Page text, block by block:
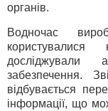
органів.
Водночас
досліджували
забезпечення.
відбувається
інформації, що